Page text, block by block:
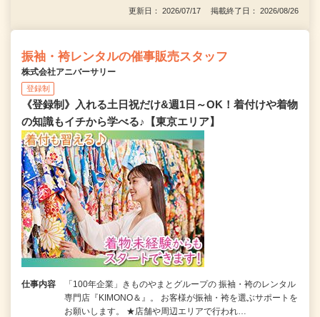
更新日： 2026/07/17 掲載終了日： 2026/08/26
振袖・袴レンタルの催事販売スタッフ
株式会社アニバーサリー
登録制
《登録制》入れる土日祝だけ&週1日～OK！着付けや着物
の知識もイチから学べる♪【東京エリア】
仕事内容
「100年企業」きものやまとグループの 振袖・袴のレンタル
専門店『KIMONO＆』。 お客様が振袖・袴を選ぶサポートを
お願いします。 ★店舗や周辺エリアで行われ…